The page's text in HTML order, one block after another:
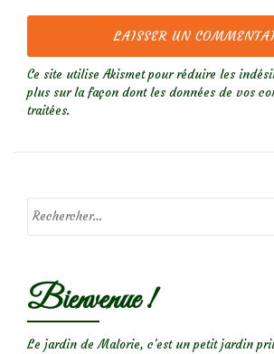
Ce site utilise Akismet pour réduire les
plus sur la façon dont les données de vos
traitées.
Bienvenue !
Le jardin de Malorie, c'est un petit jardin